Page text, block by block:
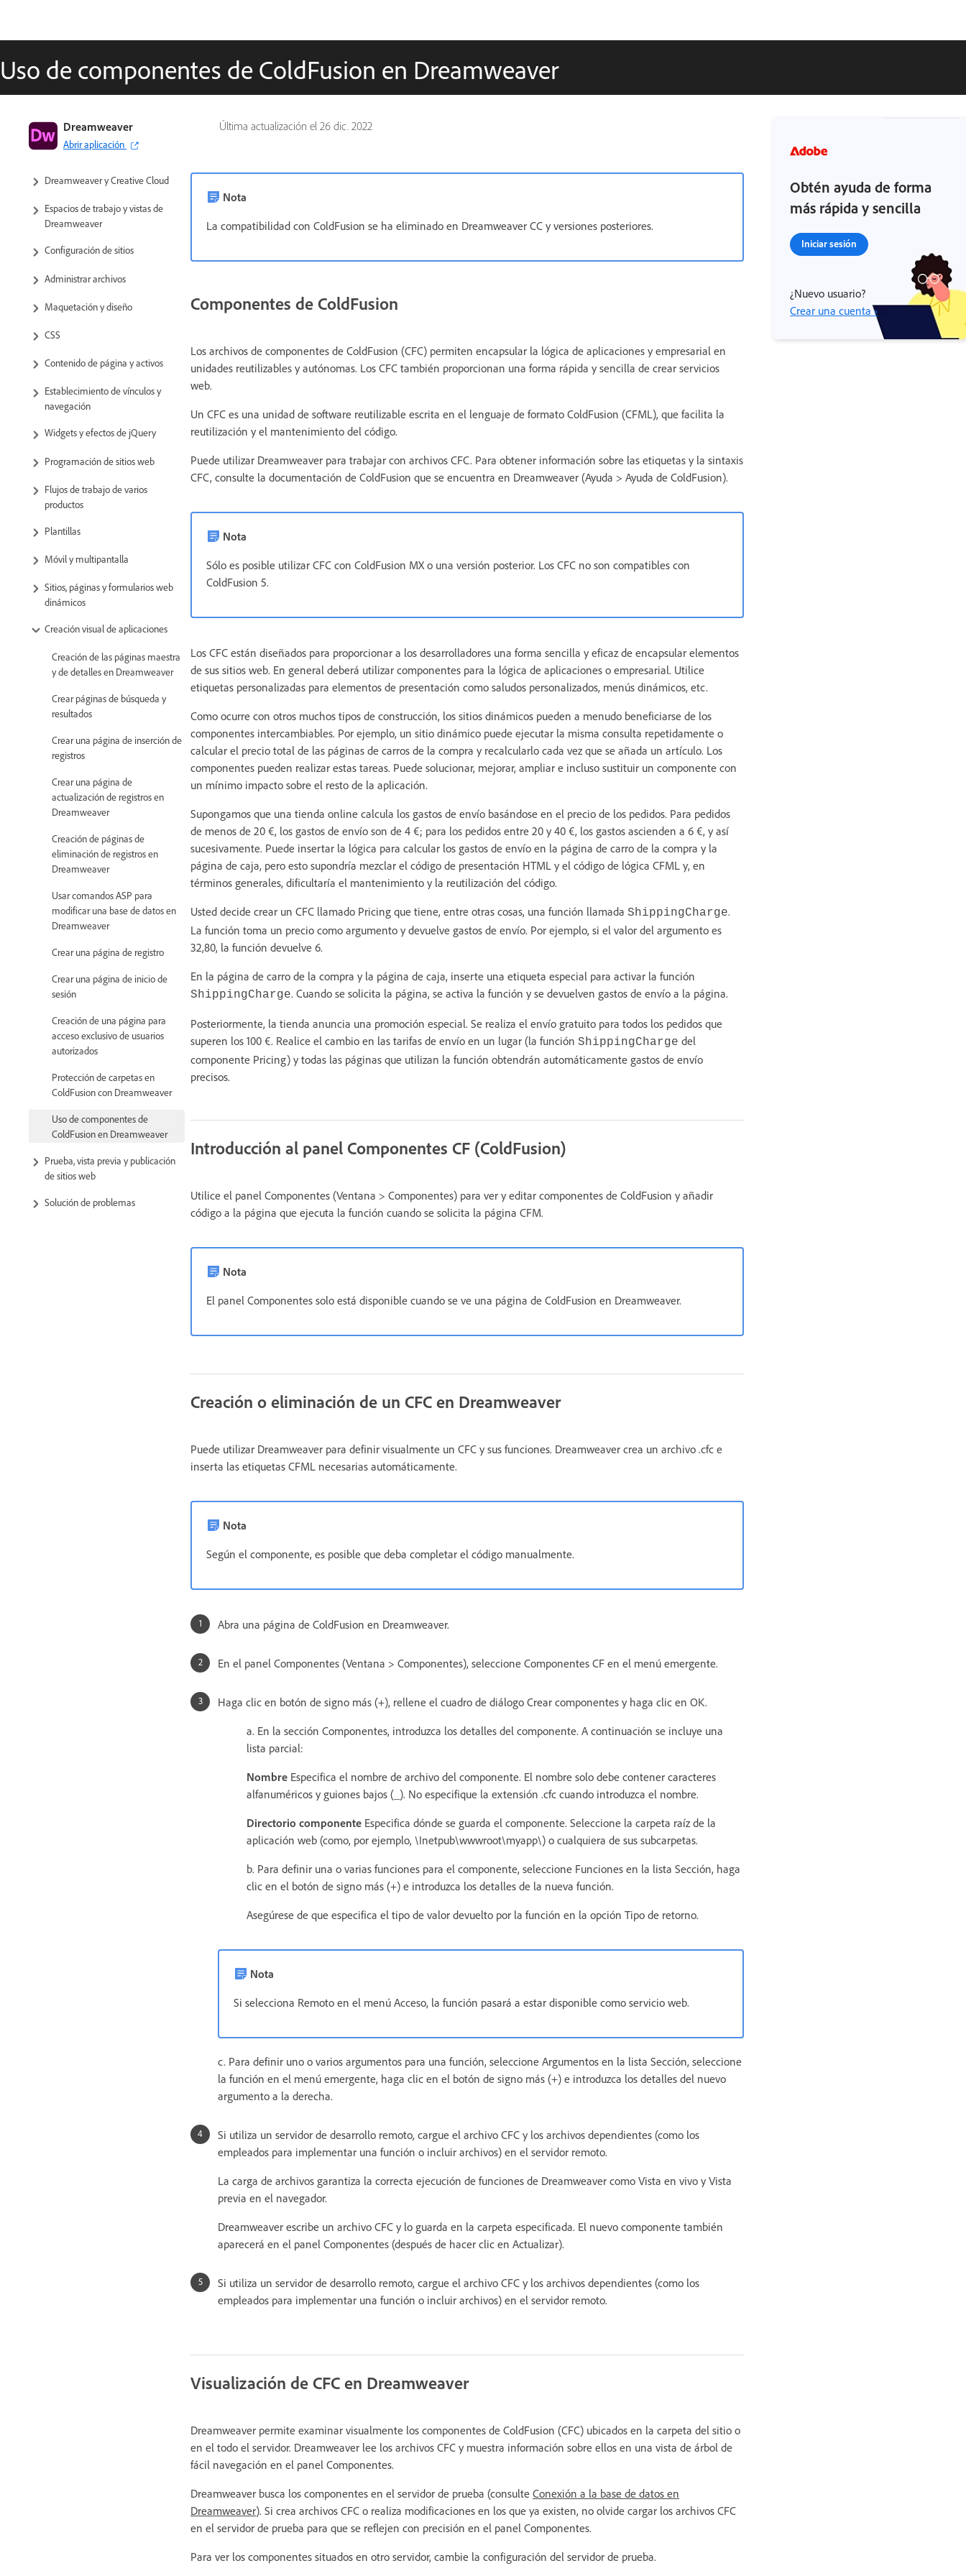
Uso de componentes de ColdFusion en Dreamweaver
Última actualización el 26 dic. 2022
Dreamweaver
Abrir aplicación
Guía del usuario de Dreamweaver
Introducción
Dreamweaver y Creative Cloud
Espacios de trabajo y vistas de
Dreamweaver
Configuración de sitios
Administrar archivos
Maquetación y diseño
CSS
Contenido de página y activos
Establecimiento de vínculos y
navegación
Widgets y efectos de jQuery
Programación de sitios web
Flujos de trabajo de varios
productos
Plantillas
Móvil y multipantalla
Sitios, páginas y formularios web
dinámicos
Creación visual de aplicaciones
Creación de las páginas maestra
y de detalles en Dreamweaver
Crear páginas de búsqueda y
resultados
Crear una página de inserción de
registros
Crear una página de
actualización de registros en
Dreamweaver
Creación de páginas de
eliminación de registros en
Dreamweaver
Usar comandos ASP para
modificar una base de datos en
Dreamweaver
Crear una página de registro
Crear una página de inicio de
sesión
Creación de una página para
acceso exclusivo de usuarios
autorizados
Protección de carpetas en
ColdFusion con Dreamweaver
Uso de componentes de
ColdFusion en Dreamweaver
Prueba, vista previa y publicación
de sitios web
Solución de problemas
Nota
La compatibilidad con ColdFusion se ha eliminado en Dreamweaver CC y versiones posteriores.
Componentes de ColdFusion
Los archivos de componentes de ColdFusion (CFC) permiten encapsular la lógica de aplicaciones y empresarial en
unidades reutilizables y autónomas. Los CFC también proporcionan una forma rápida y sencilla de crear servicios
web.
Un CFC es una unidad de software reutilizable escrita en el lenguaje de formato ColdFusion (CFML), que facilita la
reutilización y el mantenimiento del código.
Puede utilizar Dreamweaver para trabajar con archivos CFC. Para obtener información sobre las etiquetas y la sintaxis
CFC, consulte la documentación de ColdFusion que se encuentra en Dreamweaver (Ayuda > Ayuda de ColdFusion).
Nota
Sólo es posible utilizar CFC con ColdFusion MX o una versión posterior. Los CFC no son compatibles con
ColdFusion 5.
Los CFC están diseñados para proporcionar a los desarrolladores una forma sencilla y eficaz de encapsular elementos
de sus sitios web. En general deberá utilizar componentes para la lógica de aplicaciones o empresarial. Utilice
etiquetas personalizadas para elementos de presentación como saludos personalizados, menús dinámicos, etc.
Como ocurre con otros muchos tipos de construcción, los sitios dinámicos pueden a menudo beneficiarse de los
componentes intercambiables. Por ejemplo, un sitio dinámico puede ejecutar la misma consulta repetidamente o
calcular el precio total de las páginas de carros de la compra y recalcularlo cada vez que se añada un artículo. Los
componentes pueden realizar estas tareas. Puede solucionar, mejorar, ampliar e incluso sustituir un componente con
un mínimo impacto sobre el resto de la aplicación.
Supongamos que una tienda online calcula los gastos de envío basándose en el precio de los pedidos. Para pedidos
de menos de 20 €, los gastos de envío son de 4 €; para los pedidos entre 20 y 40 €, los gastos ascienden a 6 €, y así
sucesivamente. Puede insertar la lógica para calcular los gastos de envío en la página de carro de la compra y la
página de caja, pero esto supondría mezclar el código de presentación HTML y el código de lógica CFML y, en
términos generales, dificultaría el mantenimiento y la reutilización del código.
Usted decide crear un CFC llamado Pricing que tiene, entre otras cosas, una función llamada ShippingCharge.
La función toma un precio como argumento y devuelve gastos de envío. Por ejemplo, si el valor del argumento es
32,80, la función devuelve 6.
En la página de carro de la compra y la página de caja, inserte una etiqueta especial para activar la función
ShippingCharge. Cuando se solicita la página, se activa la función y se devuelven gastos de envío a la página.
Posteriormente, la tienda anuncia una promoción especial. Se realiza el envío gratuito para todos los pedidos que
superen los 100 €. Realice el cambio en las tarifas de envío en un lugar (la función ShippingCharge del
componente Pricing) y todas las páginas que utilizan la función obtendrán automáticamente gastos de envío
precisos.
Introducción al panel Componentes CF (ColdFusion)
Utilice el panel Componentes (Ventana > Componentes) para ver y editar componentes de ColdFusion y añadir
código a la página que ejecuta la función cuando se solicita la página CFM.
Nota
El panel Componentes solo está disponible cuando se ve una página de ColdFusion en Dreamweaver.
Creación o eliminación de un CFC en Dreamweaver
Puede utilizar Dreamweaver para definir visualmente un CFC y sus funciones. Dreamweaver crea un archivo .cfc e
inserta las etiquetas CFML necesarias automáticamente.
Nota
Según el componente, es posible que deba completar el código manualmente.
Abra una página de ColdFusion en Dreamweaver.
En el panel Componentes (Ventana > Componentes), seleccione Componentes CF en el menú emergente.
Haga clic en botón de signo más (+), rellene el cuadro de diálogo Crear componentes y haga clic en OK.
a. En la sección Componentes, introduzca los detalles del componente. A continuación se incluye una
lista parcial:
Nombre Especifica el nombre de archivo del componente. El nombre solo debe contener caracteres
alfanuméricos y guiones bajos (_). No especifique la extensión .cfc cuando introduzca el nombre.
Directorio componente Especifica dónde se guarda el componente. Seleccione la carpeta raíz de la
aplicación web (como, por ejemplo, \Inetpub\wwwroot\myapp\) o cualquiera de sus subcarpetas.
b. Para definir una o varias funciones para el componente, seleccione Funciones en la lista Sección, haga
clic en el botón de signo más (+) e introduzca los detalles de la nueva función.
Asegúrese de que especifica el tipo de valor devuelto por la función en la opción Tipo de retorno.
Nota
Si selecciona Remoto en el menú Acceso, la función pasará a estar disponible como servicio web.
c. Para definir uno o varios argumentos para una función, seleccione Argumentos en la lista Sección, seleccione
la función en el menú emergente, haga clic en el botón de signo más (+) e introduzca los detalles del nuevo
argumento a la derecha.
Si utiliza un servidor de desarrollo remoto, cargue el archivo CFC y los archivos dependientes (como los
empleados para implementar una función o incluir archivos) en el servidor remoto.
La carga de archivos garantiza la correcta ejecución de funciones de Dreamweaver como Vista en vivo y Vista
previa en el navegador.
Dreamweaver escribe un archivo CFC y lo guarda en la carpeta especificada. El nuevo componente también
aparecerá en el panel Componentes (después de hacer clic en Actualizar).
Si utiliza un servidor de desarrollo remoto, cargue el archivo CFC y los archivos dependientes (como los
empleados para implementar una función o incluir archivos) en el servidor remoto.
Visualización de CFC en Dreamweaver
Dreamweaver permite examinar visualmente los componentes de ColdFusion (CFC) ubicados en la carpeta del sitio o
en el todo el servidor. Dreamweaver lee los archivos CFC y muestra información sobre ellos en una vista de árbol de
fácil navegación en el panel Componentes.
Dreamweaver busca los componentes en el servidor de prueba (consulte Conexión a la base de datos en
Dreamweaver). Si crea archivos CFC o realiza modificaciones en los que ya existen, no olvide cargar los archivos CFC
en el servidor de prueba para que se reflejen con precisión en el panel Componentes.
Para ver los componentes situados en otro servidor, cambie la configuración del servidor de prueba.
Obtén ayuda de forma
más rápida y sencilla
Iniciar sesión
¿Nuevo usuario?
Crear una cuenta ›